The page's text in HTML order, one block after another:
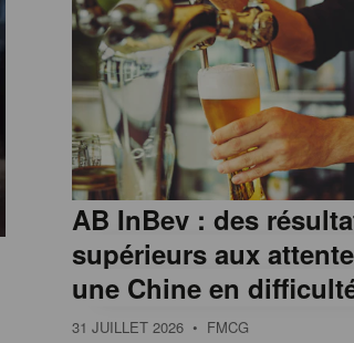
AB InBev : des
supérieurs aux
une Chine en
31 JUILLET 2026 • FMCG